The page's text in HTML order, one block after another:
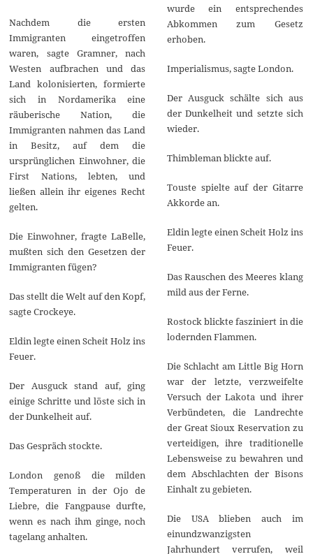
Nachdem die ersten
Immigranten eingetroffen
waren, sagte Gramner, nach
Westen aufbrachen und das
Land kolonisierten, formierte
sich in Nordamerika eine
räuberische Nation, die
Immigranten nahmen das Land
in Besitz, auf dem die
ursprünglichen Einwohner, die
First Nations, lebten, und
ließen allein ihr eigenes Recht
gelten.
Die Einwohner, fragte LaBelle,
mußten sich den Gesetzen der
Immigranten fügen?
Das stellt die Welt auf den Kopf,
sagte Crockeye.
Eldin legte einen Scheit Holz ins
Feuer.
Der Ausguck stand auf, ging
einige Schritte und löste sich in
der Dunkelheit auf.
Das Gespräch stockte.
London genoß die milden
Temperaturen in der Ojo de
Liebre, die Fangpause durfte,
wenn es nach ihm ginge, noch
tagelang anhalten.
wurde ein entsprechendes
Abkommen zum Gesetz
erhoben.
Imperialismus, sagte London.
Der Ausguck schälte sich aus
der Dunkelheit und setzte sich
wieder.
Thimbleman blickte auf.
Touste spielte auf der Gitarre
Akkorde an.
Eldin legte einen Scheit Holz ins
Feuer.
Das Rauschen des Meeres klang
mild aus der Ferne.
Rostock blickte fasziniert in die
lodernden Flammen.
Die Schlacht am Little Big Horn
war der letzte, verzweifelte
Versuch der Lakota und ihrer
Verbündeten, die Landrechte
der Great Sioux Reservation zu
verteidigen, ihre traditionelle
Lebensweise zu bewahren und
dem Abschlachten der Bisons
Einhalt zu gebieten.
Die USA blieben auch im
einundzwanzigsten
Jahrhundert verrufen, weil